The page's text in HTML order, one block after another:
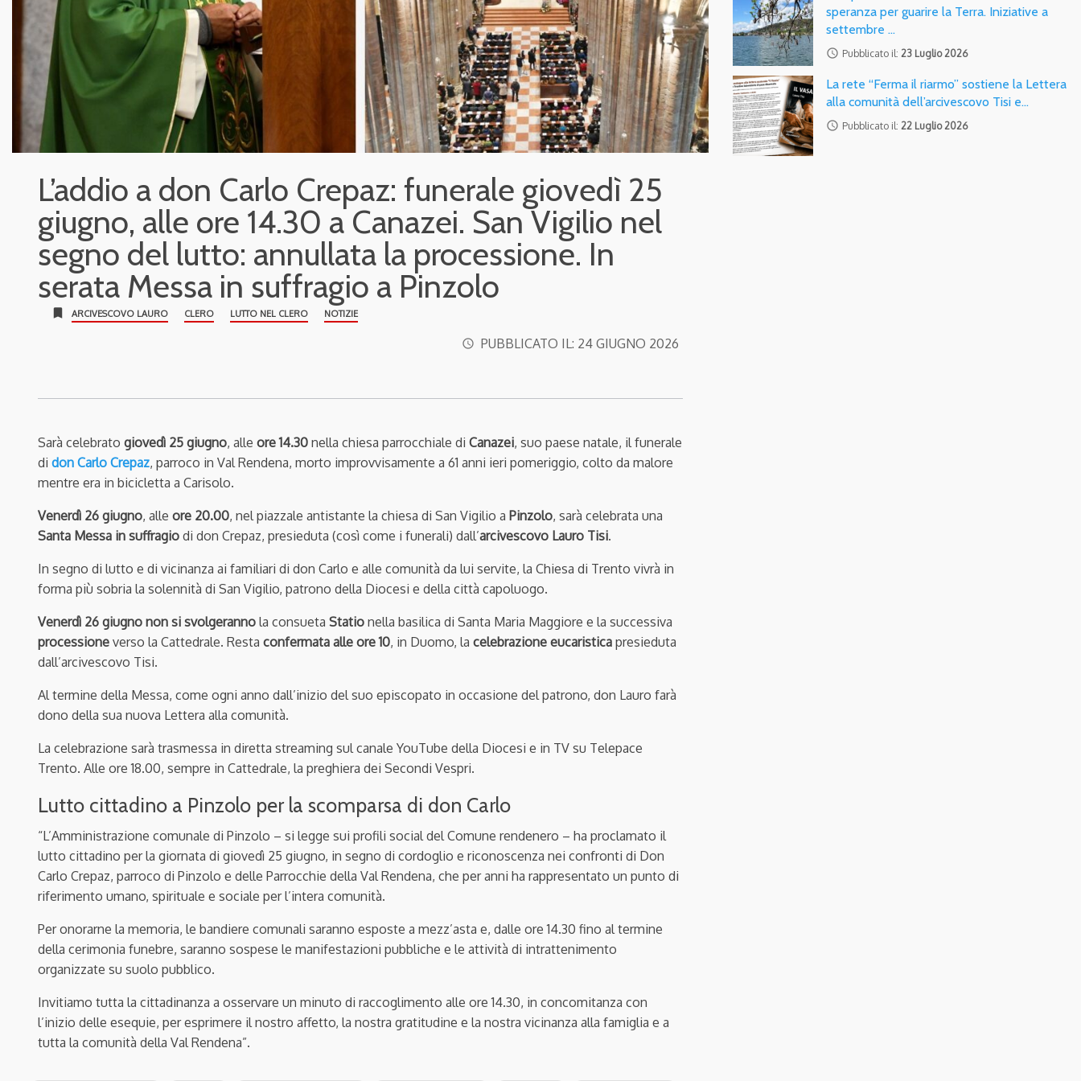
L’addio a don Carlo Crepaz: funerale giovedì 25
giugno, alle ore 14.30 a Canazei. San Vigilio nel
segno del lutto: annullata la processione. In
serata Messa in suffragio a Pinzolo
bookmark ARCIVESCOVO LAURO CLERO LUTTO NEL CLERO NOTIZIE
access_time PUBBLICATO IL: 24 GIUGNO 2026
Sarà celebrato giovedì 25 giugno, alle ore 14.30 nella chiesa parrocchiale di Canazei, suo paese natale, il funerale
di don Carlo Crepaz, parroco in Val Rendena, morto improvvisamente a 61 anni ieri pomeriggio, colto da malore
mentre era in bicicletta a Carisolo.
Venerdì 26 giugno, alle ore 20.00, nel piazzale antistante la chiesa di San Vigilio a Pinzolo, sarà celebrata una
Santa Messa in suffragio di don Crepaz, presieduta (così come i funerali) dall’arcivescovo Lauro Tisi.
In segno di lutto e di vicinanza ai familiari di don Carlo e alle comunità da lui servite, la Chiesa di Trento vivrà in
forma più sobria la solennità di San Vigilio, patrono della Diocesi e della città capoluogo.
Venerdì 26 giugno non si svolgeranno la consueta Statio nella basilica di Santa Maria Maggiore e la successiva
processione verso la Cattedrale. Resta confermata alle ore 10, in Duomo, la celebrazione eucaristica presieduta
dall’arcivescovo Tisi.
Al termine della Messa, come ogni anno dall’inizio del suo episcopato in occasione del patrono, don Lauro farà
dono della sua nuova Lettera alla comunità.
La celebrazione sarà trasmessa in diretta streaming sul canale YouTube della Diocesi e in TV su Telepace
Trento. Alle ore 18.00, sempre in Cattedrale, la preghiera dei Secondi Vespri.
Lutto cittadino a Pinzolo per la scomparsa di don Carlo
“L’Amministrazione comunale di Pinzolo – si legge sui profili social del Comune rendenero – ha proclamato il
lutto cittadino per la giornata di giovedì 25 giugno, in segno di cordoglio e riconoscenza nei confronti di Don
Carlo Crepaz, parroco di Pinzolo e delle Parrocchie della Val Rendena, che per anni ha rappresentato un punto di
riferimento umano, spirituale e sociale per l’intera comunità.
Per onorarne la memoria, le bandiere comunali saranno esposte a mezz’asta e, dalle ore 14.30 fino al termine
della cerimonia funebre, saranno sospese le manifestazioni pubbliche e le attività di intrattenimento
organizzate su suolo pubblico.
Invitiamo tutta la cittadinanza a osservare un minuto di raccoglimento alle ore 14.30, in concomitanza con
l’inizio delle esequie, per esprimere il nostro affetto, la nostra gratitudine e la nostra vicinanza alla famiglia e a
tutta la comunità della Val Rendena”.
speranza per guarire la Terra. Iniziative a
settembre …
access_time Pubblicato il: 23 Luglio 2026
La rete “Ferma il riarmo” sostiene la Lettera
alla comunità dell’arcivescovo Tisi e…
access_time Pubblicato il: 22 Luglio 2026